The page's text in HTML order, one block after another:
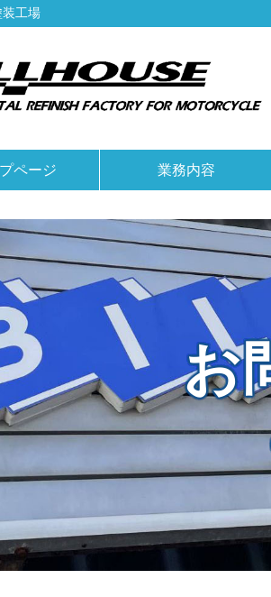
工場
ページ 業務内容
お